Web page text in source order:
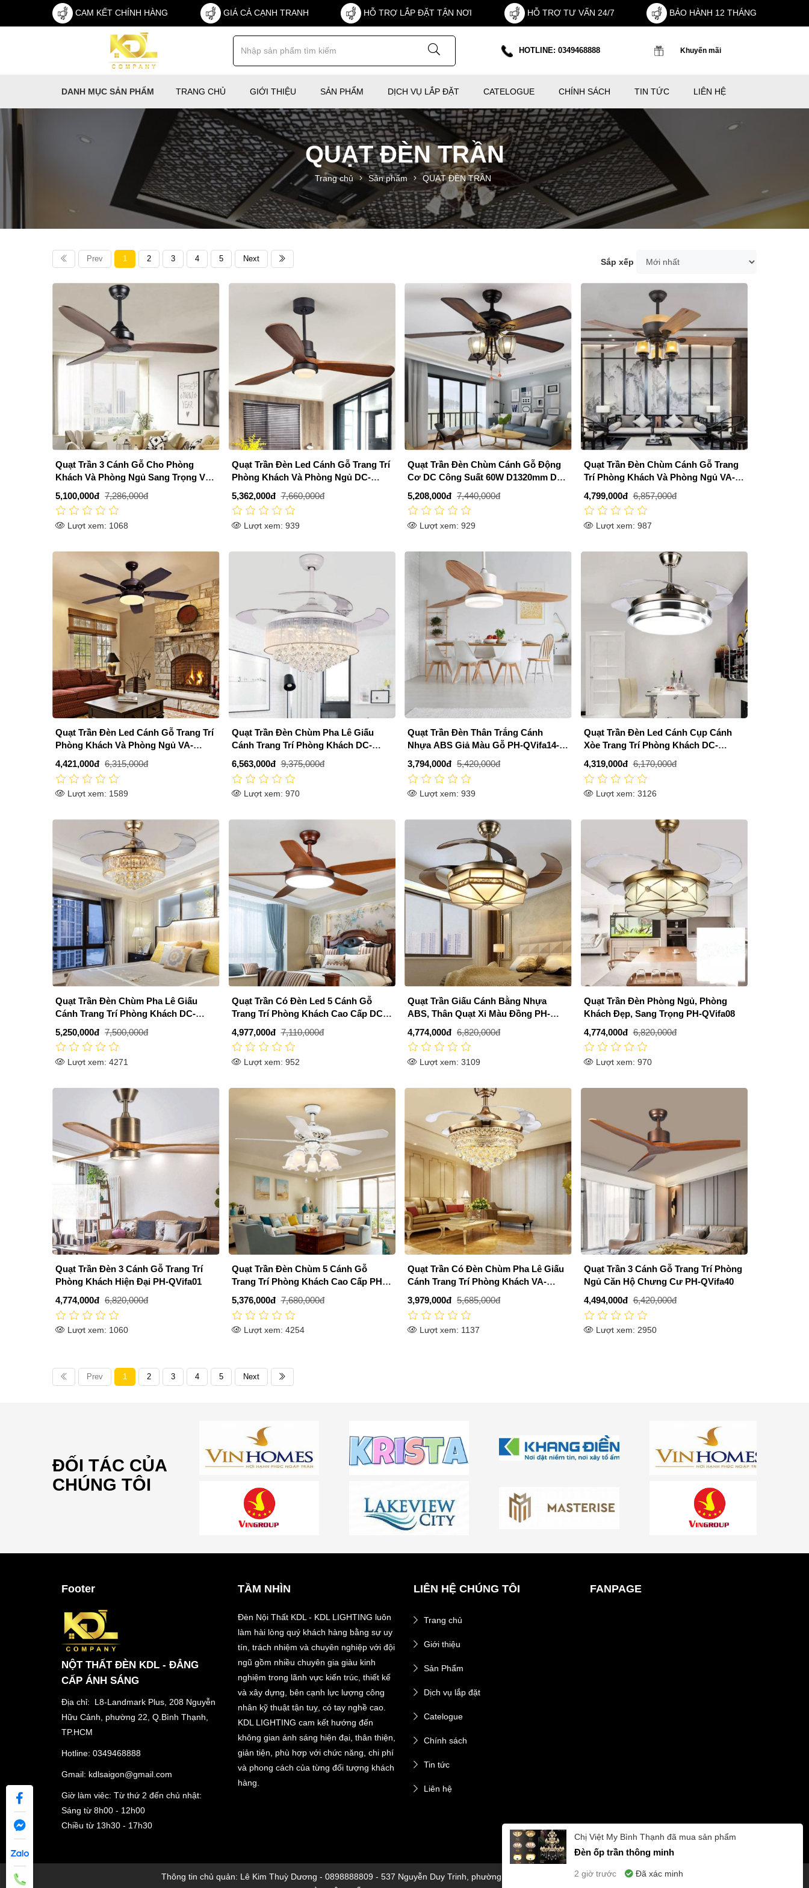
CAM KẾT CHÍNH HÀNG GIÁ CẢ CẠNH TRANH HỖ TRỢ LẮP ĐẶT TẬN NƠI HỖ TRỢ TƯ VẤN 24/7 BẢO HÀNH 12 THÁNG
HOTLINE: 0349468888 Khuyến mãi
DANH MỤC SẢN PHẨM TRANG CHỦ GIỚI THIỆU SẢN PHẨM DỊCH VỤ LẮP ĐẶT CATELOGUE CHÍNH SÁCH TIN TỨC LIÊN HỆ
QUẠT ĐÈN TRẦN
Trang chủ Sản phẩm QUẠT ĐÈN TRẦN
Prev 1 2 3 4 5 Next Sắp xếp
Quạt Trần 3 Cánh Gỗ Cho Phòng
Khách Và Phòng Ngủ Sang Trọng VA-
5,100,000đ 7,286,000đ
Lượt xem: 1068
Quạt Trần Đèn Led Cánh Gỗ Trang Trí
Phòng Khách Và Phòng Ngủ DC-
5,362,000đ 7,660,000đ
Lượt xem: 939
Quạt Trần Đèn Chùm Cánh Gỗ Động
Cơ DC Công Suất 60W D1320mm DC-
5,208,000đ 7,440,000đ
Lượt xem: 929
Quạt Trần Đèn Chùm Cánh Gỗ Trang
Trí Phòng Khách Và Phòng Ngủ VA-
4,799,000đ 6,857,000đ
Lượt xem: 987
Quạt Trần Đèn Led Cánh Gỗ Trang Trí
Phòng Khách Và Phòng Ngủ VA-
4,421,000đ 6,315,000đ
Lượt xem: 1589
Quạt Trần Đèn Chùm Pha Lê Giấu
Cánh Trang Trí Phòng Khách DC-
6,563,000đ 9,375,000đ
Lượt xem: 970
Quạt Trần Đèn Thân Trắng Cánh
Nhựa ABS Giả Màu Gỗ PH-QVifa14-
3,794,000đ 5,420,000đ
Lượt xem: 939
Quạt Trần Đèn Led Cánh Cụp Cánh
Xòe Trang Trí Phòng Khách DC-
4,319,000đ 6,170,000đ
Lượt xem: 3126
Quạt Trần Đèn Chùm Pha Lê Giấu
Cánh Trang Trí Phòng Khách DC-
5,250,000đ 7,500,000đ
Lượt xem: 4271
Quạt Trần Có Đèn Led 5 Cánh Gỗ
Trang Trí Phòng Khách Cao Cấp DC-
4,977,000đ 7,110,000đ
Lượt xem: 952
Quạt Trần Giấu Cánh Bằng Nhựa
ABS, Thân Quạt Xi Màu Đồng PH-
4,774,000đ 6,820,000đ
Lượt xem: 3109
Quạt Trần Đèn Phòng Ngủ, Phòng
Khách Đẹp, Sang Trọng PH-QVifa08
4,774,000đ 6,820,000đ
Lượt xem: 970
Quạt Trần Đèn 3 Cánh Gỗ Trang Trí
Phòng Khách Hiện Đại PH-QVifa01
4,774,000đ 6,820,000đ
Lượt xem: 1060
Quạt Trần Đèn Chùm 5 Cánh Gỗ
Trang Trí Phòng Khách Cao Cấp PH-
5,376,000đ 7,680,000đ
Lượt xem: 4254
Quạt Trần Có Đèn Chùm Pha Lê Giấu
Cánh Trang Trí Phòng Khách VA-
3,979,000đ 5,685,000đ
Lượt xem: 1137
Quạt Trần 3 Cánh Gỗ Trang Trí Phòng
Ngủ Căn Hộ Chưng Cư PH-QVifa40
4,494,000đ 6,420,000đ
Lượt xem: 2950
Prev 1 2 3 4 5 Next
ĐỐI TÁC CỦA
CHÚNG TÔI
Footer
NỘT THẤT ĐÈN KDL - ĐẲNG
CẤP ÁNH SÁNG
Địa chỉ: L8-Landmark Plus, 208 Nguyễn
Hữu Cảnh, phường 22, Q.Bình Thạnh,
TP.HCM
Hotline: 0349468888
Gmail: kdlsaigon@gmail.com
Giờ làm viêc: Từ thứ 2 đến chủ nhật:
Sáng từ 8h00 - 12h00
Chiều từ 13h30 - 17h30
TẦM NHÌN
Đèn Nội Thất KDL - KDL LIGHTING luôn
làm hài lòng quý khách hàng bằng sự uy
tín, trách nhiệm và chuyên nghiệp với đội
ngũ gồm nhiều chuyên gia giàu kinh
nghiệm trong lãnh vực kiến trúc, thiết kế
và xây dựng, bên cạnh lực lượng công
nhân kỹ thuật tận tuỵ, có tay nghề cao.
KDL LIGHTING cam kết hướng đến
không gian ánh sáng hiện đại, thân thiện,
giản tiện, phù hợp với chức năng, chi phí
và phong cách của từng đối tượng khách
hàng.
LIÊN HỆ CHÚNG TÔI
Trang chủ
Giới thiệu
Sản Phẩm
Dịch vụ lắp đặt
Catelogue
Chính sách
Tin tức
Liên hệ
FANPAGE
Thông tin chủ quản: Lê Kim Thuỳ Dương - 0898888809 - 537 Nguyễn Duy Trinh, phường Bình Trưng Đông, thành phố Thủ Đức